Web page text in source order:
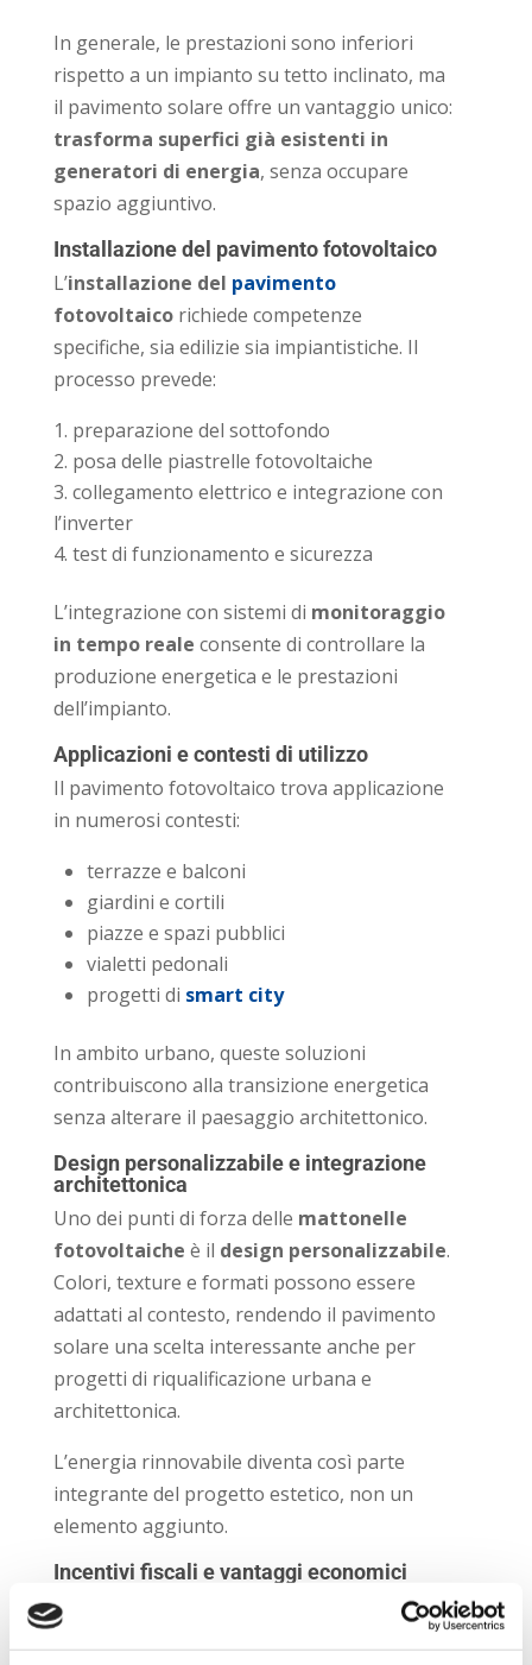
In generale, le prestazioni sono inferiori
rispetto a un impianto su tetto inclinato, ma
il pavimento solare offre un vantaggio unico:
trasforma superfici già esistenti in
generatori di energia, senza occupare
spazio aggiuntivo.
Installazione del pavimento fotovoltaico
L’installazione del pavimento
fotovoltaicorichiede competenze
specifiche, sia edilizie sia impiantistiche. Il
processo prevede:
preparazione del sottofondo
posa delle piastrelle fotovoltaiche
collegamento elettrico e integrazione con
l’inverter
test di funzionamento e sicurezza
L’integrazione con sistemi di monitoraggio
in tempo reale consente di controllare la
produzione energetica e le prestazioni
dell’impianto.
Applicazioni e contesti di utilizzo
Il pavimento fotovoltaico trova applicazione
in numerosi contesti:
terrazze e balconi
giardini e cortili
piazze e spazi pubblici
vialetti pedonali
progetti di smart city
In ambito urbano, queste soluzioni
contribuiscono alla transizione energetica
senza alterare il paesaggio architettonico.
Design personalizzabile e integrazione
architettonica
Uno dei punti di forza delle mattonelle
fotovoltaiche è il design personalizzabile.
Colori, texture e formati possono essere
adattati al contesto, rendendo il pavimento
solare una scelta interessante anche per
progetti di riqualificazione urbana e
architettonica.
L’energia rinnovabile diventa così parte
integrante del progetto estetico, non un
elemento aggiunto.
Incentivi fiscali e vantaggi economici
In alcuni casi, l’installazione di pavimenti
incentivi fiscali